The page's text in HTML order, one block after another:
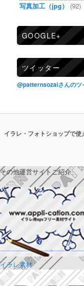
写真加工（jpg）
(92)
GOOGLE+
ツイッター
@patternsozaiさんのツ
イラレ・フォトショップで
その他運営サイトご紹介
イラレ素材